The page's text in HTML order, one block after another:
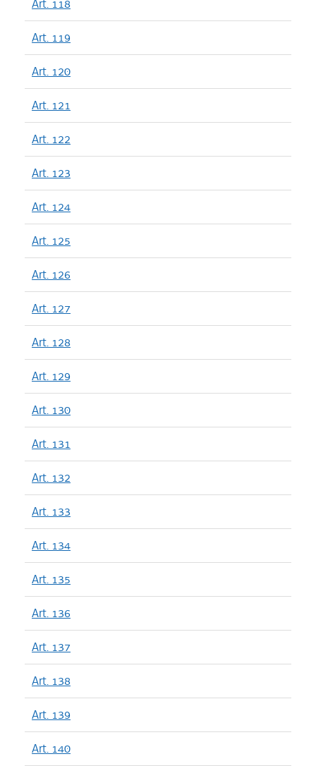
Art. 118
Art. 119
Art. 120
Art. 121
Art. 122
Art. 123
Art. 124
Art. 125
Art. 126
Art. 127
Art. 128
Art. 129
Art. 130
Art. 131
Art. 132
Art. 133
Art. 134
Art. 135
Art. 136
Art. 137
Art. 138
Art. 139
Art. 140